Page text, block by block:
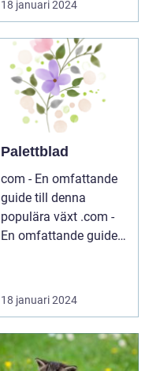
18 januari 2024
Palettblad
com - En omfattande
guide till denna
populära växt .com -
En omfattande guide
18 januari 2024